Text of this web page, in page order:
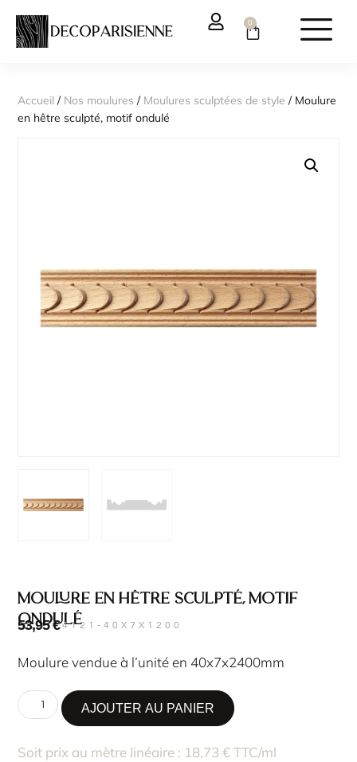
0
Accueil / Nos moulures / Moulures sculptées de style / Moulure
en hêtre sculpté, motif ondulé
Moulure en hêtre sculpté, motif
ondulé
SKU : 4121-40X7X1200
53,95€
Moulure vendue à l’unité en 40x7x2400mm
AJOUTER AU PANIER
Soit prix au mètre linéaire : 18,73 € TTC/ml